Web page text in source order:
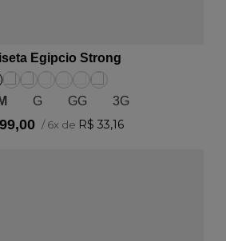
Egipcio Strong
M G GG 3G
,00 /6x de R$ 33,16